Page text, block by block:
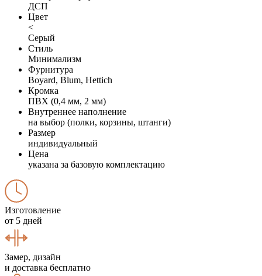
ДСП
Цвет
<
Серый
Стиль
Минимализм
Фурнитура
Boyard, Blum, Hettich
Кромка
ПВХ (0,4 мм, 2 мм)
Внутреннее наполнение
на выбор (полки, корзины, штанги)
Размер
индивидуальный
Цена
указана за базовую комплектацию
Изготовление
от 5 дней
Замер, дизайн
и доставка бесплатно